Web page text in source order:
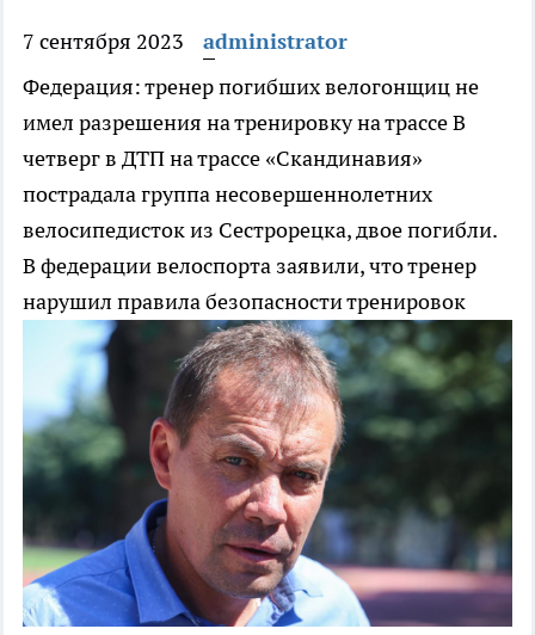
7 сентября 2023
administrator
Федерация: тренер погибших велогонщиц не
имел разрешения на тренировку на трассеВ
четверг в ДТП на трассе «Скандинавия»
пострадала группа несовершеннолетних
велосипедисток из Сестрорецка, двое погибли.
В федерации велоспорта заявили, что тренер
нарушил правила безопасности тренировок